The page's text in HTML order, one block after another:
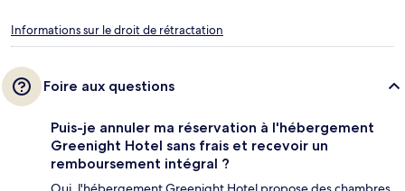
Informations sur le droit de rétractation
Foire aux questions
Puis-je annuler ma réservation à l'hébergement
Greenight Hotel sans frais et recevoir un
remboursement intégral ?